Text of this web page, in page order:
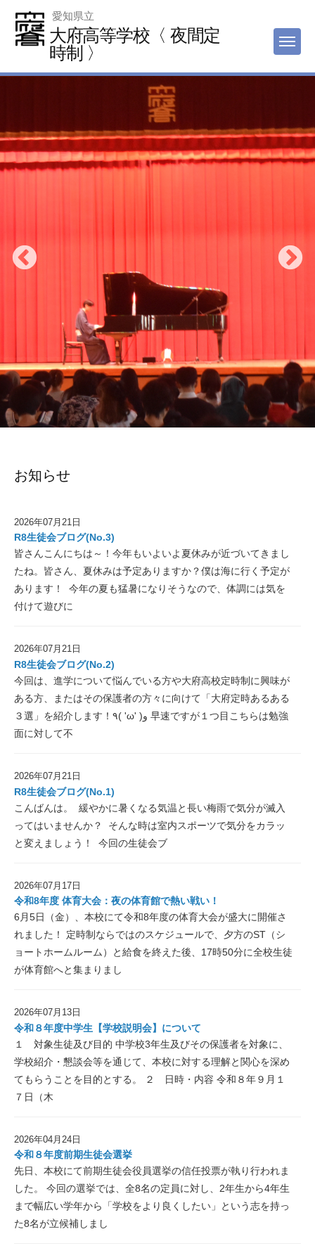
content
愛知県立
大府高等学校〈 夜間定
時制 〉
MENU
お知らせ
2026年07月21日
R8生徒会ブログ(No.3)
皆さんこんにちは～！今年もいよいよ夏休みが近づいてきまし
たね。皆さん、夏休みは予定ありますか？僕は海に行く予定が
あります！ 今年の夏も猛暑になりそうなので、体調には気を
付けて遊びに
2026年07月21日
R8生徒会ブログ(No.2)
今回は、進学について悩んでいる方や大府高校定時制に興味が
ある方、またはその保護者の方々に向けて「大府定時あるある
３選」を紹介します！٩( 'ω' )و 早速ですが１つ目こちらは勉強
面に対して不
2026年07月21日
R8生徒会ブログ(No.1)
こんばんは。 緩やかに暑くなる気温と長い梅雨で気分が滅入
ってはいませんか？ そんな時は室内スポーツで気分をカラッ
と変えましょう！ 今回の生徒会ブ
2026年07月17日
令和8年度 体育大会：夜の体育館で熱い戦い！
6月5日（金）、本校にて令和8年度の体育大会が盛大に開催さ
れました！ 定時制ならではのスケジュールで、夕方のST（シ
ョートホームルーム）と給食を終えた後、17時50分に全校生徒
が体育館へと集まりまし
2026年07月13日
令和８年度中学生【学校説明会】について
１ 対象生徒及び目的 中学校3年生及びその保護者を対象に、
学校紹介・懇談会等を通じて、本校に対する理解と関心を深め
てもらうことを目的とする。 ２ 日時・内容 令和８年９月１
７日（木
2026年04月24日
令和８年度前期生徒会選挙
先日、本校にて前期生徒会役員選挙の信任投票が執り行われま
した。 今回の選挙では、全8名の定員に対し、2年生から4年生
まで幅広い学年から「学校をより良くしたい」という志を持っ
た8名が立候補しまし